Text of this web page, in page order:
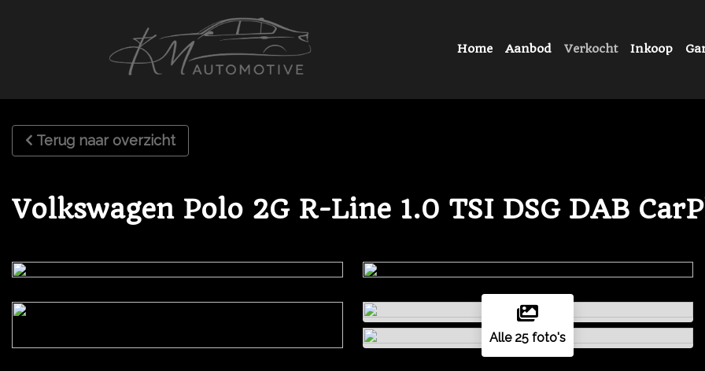
Home Aanbod Verkocht Inkoop
Terug naar overzicht
Volkswagen Polo 2G R-Line 1.0 TSI DSG DAB
Alle 25 foto's